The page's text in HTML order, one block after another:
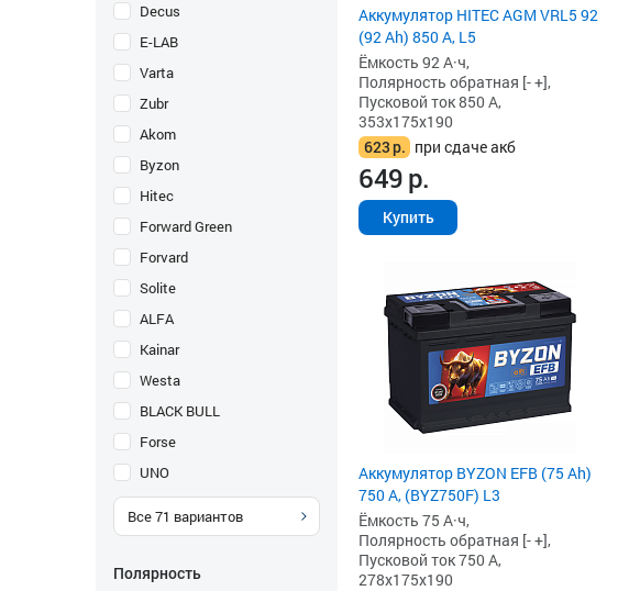
Decus
E-LAB
Varta
Zubr
Akom
Byzon
Hitec
Forward Green
Forvard
Solite
ALFA
Kainar
Westa
BLACK BULL
Forse
UNO
Все71 вариантов
Полярность
Аккумулятор HITEC AGM VRL5 92
(92 Ah) 850 А, L5
Ёмкость 92 А·ч,
Полярность обратная [- +],
Пусковой ток 850 А,
353x175x190
623р. при сдаче акб
649р.
Купить
Аккумулятор BYZON EFB (75 Ah)
750 А, (BYZ750F) L3
Ёмкость 75 А·ч,
Полярность обратная [- +],
Пусковой ток 750 А,
278x175x190